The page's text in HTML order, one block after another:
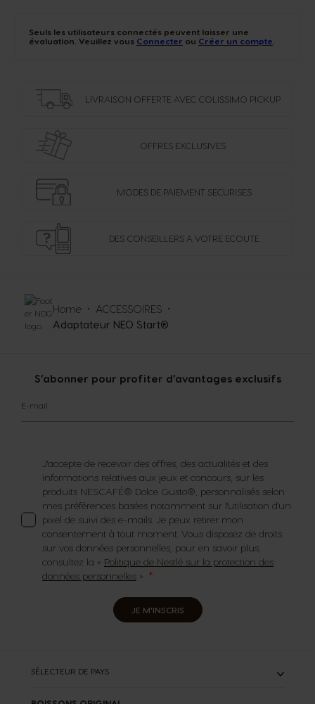
Seuls les utilisateurs connectés peuvent laisser une
évaluation. Veuillez vous Connecter ou Créer un compte
LIVRAISON OFFERTE AVEC COLISSIMO PICKUP
OFFRES EXCLUSIVES
MODES DE PAIEMENT SECURISES
DES CONSEILLERSA VOTRE ECOUTE
S’abonner pour profiter d’avantages exclusifs
E-mail
J'accepte de recevoir des offres, des actualités et des
informations relatives aux jeux et concours, sur les
produits NESCAFÉ® Dolce Gusto®, personnalisés selon
mes préférences basées notamment sur l'utilisation d'un
pixel de suivi des e-mails. Je peux retirer mon
consentement à tout moment. Vous disposez de droits
sur vos données personnelles, pour en savoir plus,
consultez la « Politique de Nestlé sur la protection des
données personnelles ».
JE M'INSCRIS
Home
ACCESSOIRES
Adaptateur NEO Start®
SÉLECTEUR DE PAYS